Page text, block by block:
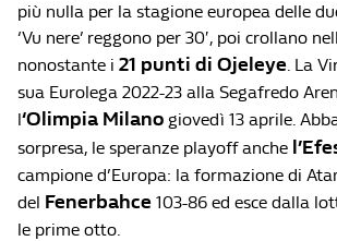
più nulla per la stagione europea delle
‘Vu nere’ reggono per 30′, poi crollano
nonostante i 21 punti di Ojeleye. La
sua Eurolega 2022-23 alla Segafredo
l‘Olimpia Milano giovedì 13 aprile.
sorpresa, le speranze playoff anche
campione d’Europa: la formazione di
del Fenerbahce 103-86 ed esce dalla
le prime otto.